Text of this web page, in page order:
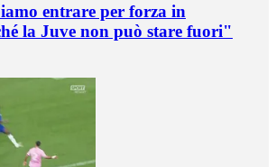
entrare per forza in
la Juve non può stare fuori"